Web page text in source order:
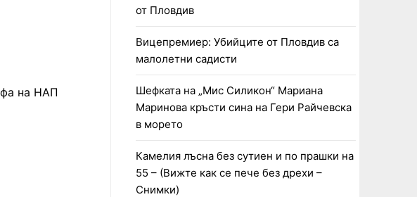
на НАП
от Пловдив
Вицепремиер: Убийците от Пловдив са
малолетни садисти
Шефката на „Мис Силикон“ Мариана
Маринова кръсти сина на Гери Райчевска
в морето
Камелия лъсна без сутиен и по прашки на
55 – (Вижте как се пече без дрехи –
Снимки)